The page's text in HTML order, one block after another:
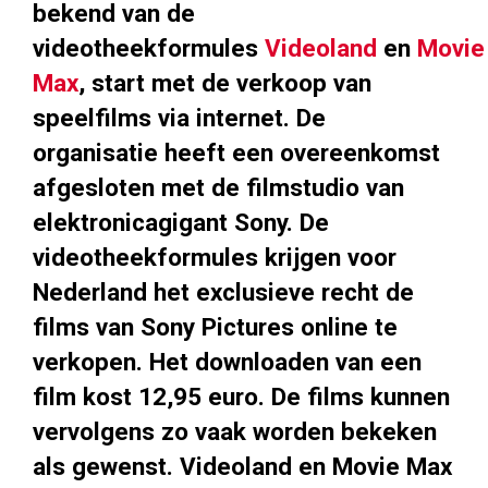
bekend van de
videotheekformules Videoland en Movie
Max, start met de verkoop van
speelfilms via internet. De
organisatie heeft een overeenkomst
afgesloten met de filmstudio van
elektronicagigant Sony. De
videotheekformules krijgen voor
Nederland het exclusieve recht de
films van Sony Pictures online te
verkopen. Het downloaden van een
film kost 12,95 euro. De films kunnen
vervolgens zo vaak worden bekeken
als gewenst. Videoland en Movie Max